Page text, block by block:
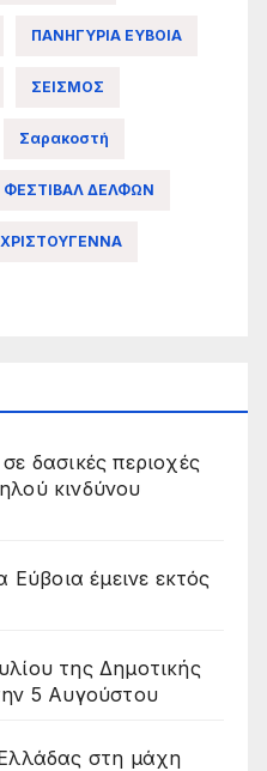
ΠΑΝΗΓΥΡΙΑ ΕΥΒΟΙΑ
ΣΕΙΣΜΟΣ
Σαρακοστή
ΦΕΣΤΙΒΑΛ ΔΕΛΦΩΝ
ΧΡΙΣΤΟΥΓΕΝΝΑ
δασικές περιοχές
κινδύνου
Εύβοια έμεινε εκτός
της Δημοτικής
5 Αυγούστου
στη μάχη